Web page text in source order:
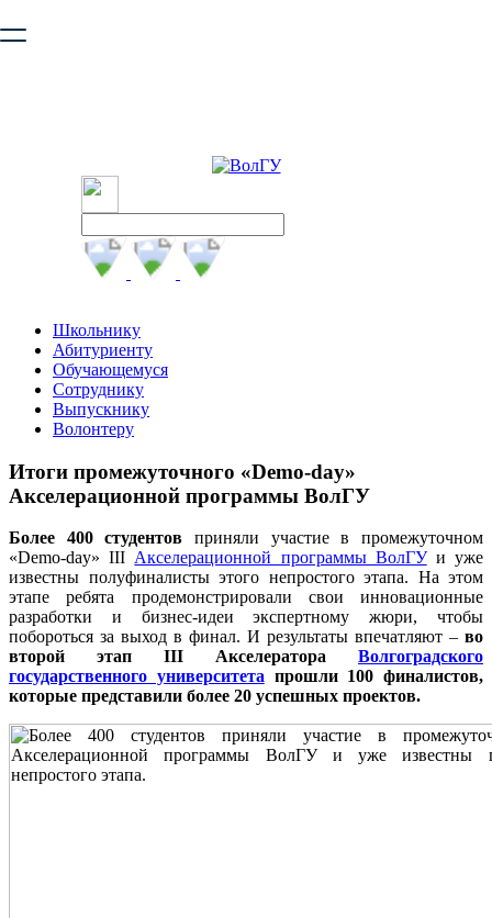
безопасную работу с сайтом. Пожалуйста
Школьнику
Абитуриенту
Обучающемуся
Сотруднику
Выпускнику
Волонтеру
Итоги промежуточного «Demo-day»
Акселерационной программы ВолГУ
Более 400 студентов приняли участие в промежуточном
«Demo-day» IIIАкселерационной программы ВолГУи уже
известны полуфиналисты этого непростого этапа. На этом
этапе ребята продемонстрировали свои инновационные
разработки и бизнес-идеи экспертному жюри, чтобы
побороться за выход в финал. И результаты впечатляют – во
второй этап III Акселератора Волгоградского
государственного университета прошли 100 финалистов,
которые представили более 20 успешных проектов.